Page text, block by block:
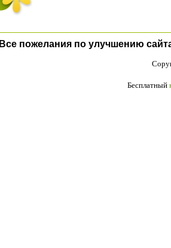
Все пожелания по улучшению
Бесплатный